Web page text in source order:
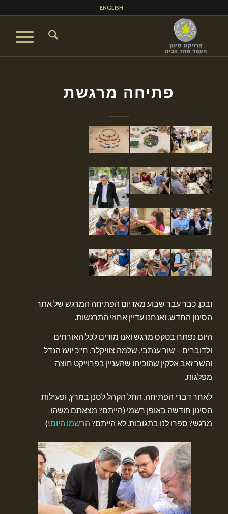
ENGLISH
פתיחה מרגשת
ובכן, כבר עבר שבוע מאז יום הפתיחה המרגש של אתר
הסינון החדש, ואנחנו עדיין אחוזי התרגשות.
היום נפתח בטקס מרגש ואנו מודים לכל האורחים
ולדוברים – שור ענתבי, שלמה צוויקלר, ח"כ יועז הנדל
והשר זאב אלקין שהוכיחו שהעניין בפרוייקט חוצה
מפלגות.
לאחר דברי הפתיחה, החל הקהל לסנן במרץ, ופעילות
הסינון חודשה באופן רשמי (הייתם? מצאתם משהו
מרגש? ספרו לנו בתגובות. לא הייתם? הרשמו היום!)